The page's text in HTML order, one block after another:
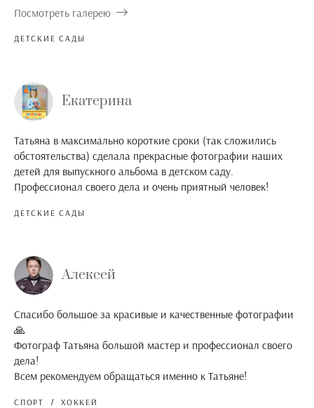
Посмотреть галерею
ДЕТСКИЕ САДЫ
Екатерина
Татьяна в максимально короткие сроки (так сложились
обстоятельства) сделала прекрасные фотографии наших
детей для выпускного альбома в детском саду.
Профессионал своего дела и очень приятный человек!
ДЕТСКИЕ САДЫ
Алексей
Спасибо большое за красивые и качественные фотографии
🙏
Фотограф Татьяна большой мастер и профессионал своего
дела!
Всем рекомендуем обращаться именно к Татьяне!
СПОРТ ХОККЕЙ